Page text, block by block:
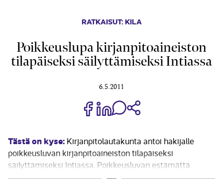
RATKAISUT: KILA
Poikkeuslupa kirjanpitoaineiston
tilapäiseksi säilyttämiseksi Intiassa
6.5.2011
Jaa Share on Facebook
Jaa Share on LinkedIn
Jaa WhatsApp-viestinä
Tästä on kyse: Kirjanpitolautakunta antoi hakijalle
poikkeusluvan kirjanpitoaineiston tilapäiseksi
säilyttämiseksi Intiassa. Poikkeusluvan estämättä